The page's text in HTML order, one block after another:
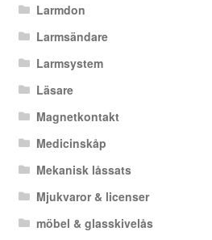
Larmdon
Larmsändare
Larmsystem
Läsare
Magnetkontakt
Medicinskåp
Mekanisk låssats
Mjukvaror & licenser
möbel & glasskivelås